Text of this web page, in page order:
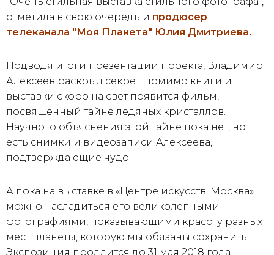
отметила в свою очередь и продюсер
телеканала "Моя Планета" Юлия Дмитриева.
Подводя итоги презентации проекта, Владимир
Алексеев раскрыл секрет: помимо книги и
выставки скоро на свет появится фильм,
посвященный тайне ледяных кристаллов.
Научного объяснения этой тайне пока нет, но
есть снимки и видеозаписи Алексеева,
подтверждающие чудо.
А пока на выставке в «Центре искусств. Москва»
можно насладиться его великолепными
фотографиями, показывающими красоту разных
мест планеты, которую мы обязаны сохранить.
Экспозиция продлится до 31 мая 2018 года.